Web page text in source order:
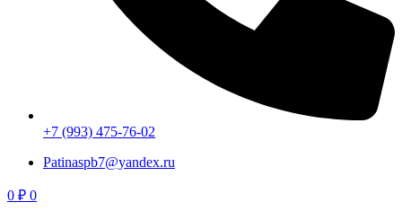
+7 (993) 475-76-02
Patinaspb7@yandex.ru
0 ₽ 0